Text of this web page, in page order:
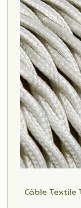
Câble Textile